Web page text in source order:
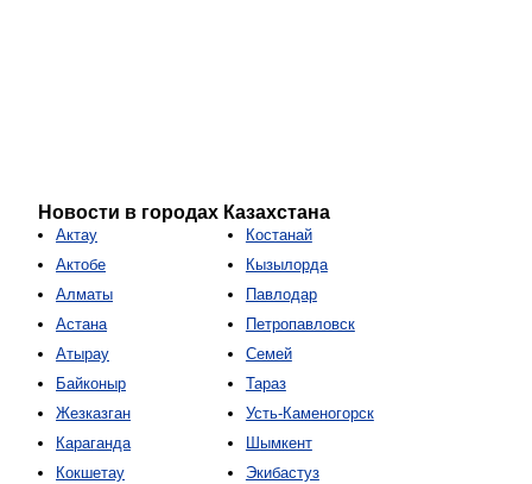
Новости в городах Казахстана
Актау
Актобе
Алматы
Астана
Атырау
Байконыр
Жезказган
Караганда
Кокшетау
Костанай
Кызылорда
Павлодар
Петропавловск
Семей
Тараз
Усть-Каменогорск
Шымкент
Экибастуз